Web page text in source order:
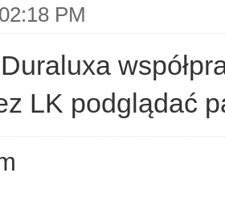
PM
LK podglądać